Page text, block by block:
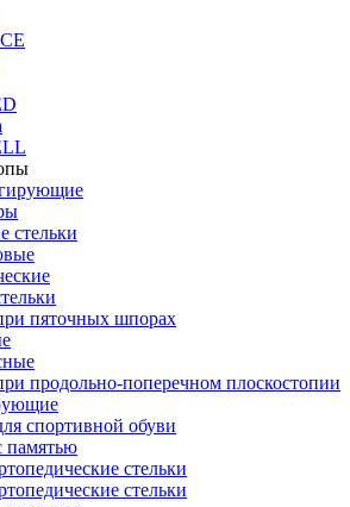
стельки
пяточных шпорах
продольно-поперечном плоскостопии
спортивной обуви
памятью
стельки
стельки